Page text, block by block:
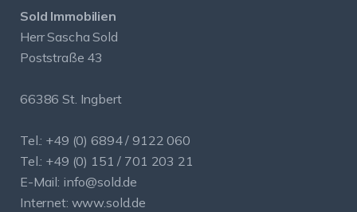
Sold Immobilien
Herr Sascha Sold
Poststraße 43
66386 St. Ingbert
Tel.: +49 (0) 6894 / 9122 060
Tel.: +49 (0) 151 / 701 203 21
E-Mail: info@sold.de
Internet: www.sold.de